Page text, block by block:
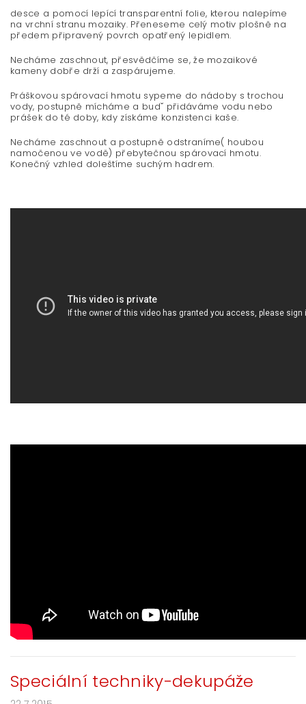
desce a pomocí lepící transparentní folie, kterou nalepíme
na vrchní stranu mozaiky. Přeneseme celý motiv plošně na
předem připravený povrch opatřený lepidlem.
Necháme zaschnout, přesvědčíme se, že mozaikové
kameny dobře drží a zaspárujeme.
Práškovou spárovací hmotu sypeme do nádoby s trochou
vody, postupně mícháme a budˇ přidáváme vodu nebo
prášek do té doby, kdy získáme konzistenci kaše.
Necháme zaschnout a postupně odstraníme( houbou
namočenou ve vodě) přebytečnou spárovací hmotu.
Konečný vzhled doleštíme suchým hadrem.
Speciální techniky-dekupáže